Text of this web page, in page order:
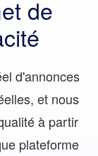
de
d'annonces
et nous
à partir
plateforme